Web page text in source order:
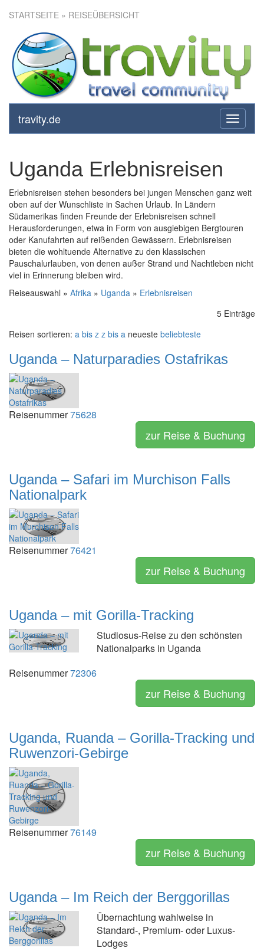
STARTSEITE » REISEÜBERSICHT
toggle
travity.de
Uganda Erlebnisreisen
Erlebnisreisen stehen besonders bei jungen Menschen ganz weit
oben auf der Wunschliste in Sachen Urlaub. In Ländern
Südamerikas finden Freunde der Erlebnisreisen schnell
Herausforderungen, etwa in Form von ausgiebigen Bergtouren
oder Kanufahrten auf reißenden Gewässern. Erlebnisreisen
bieten die wohltuende Alternative zu den klassischen
Pauschalurlauben, von denen außer Strand und Nachtleben nicht
viel in Erinnerung bleiben wird.
Reiseauswahl » Afrika » Uganda » Erlebnisreisen
5 Einträge
Reisen sortieren: a bis z z bis a neueste beliebteste
Uganda – Naturparadies Ostafrikas
Reisenummer75628
zur Reise & Buchung
Uganda – Safari im Murchison Falls
Nationalpark
Reisenummer76421
zur Reise & Buchung
Uganda – mit Gorilla-Tracking
Studiosus-Reise zu den schönsten
Nationalparks in Uganda
Reisenummer72306
zur Reise & Buchung
Uganda, Ruanda – Gorilla-Tracking und
Ruwenzori-Gebirge
Reisenummer76149
zur Reise & Buchung
Uganda – Im Reich der Berggorillas
Übernachtung wahlweise in
Standard-, Premium- oder Luxus-
Lodges